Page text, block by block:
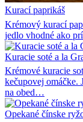
Kurací paprikáš
Krémový kurací
jedlo vhodné ako
Kuracie soté a la
Krémové kuracie
kečupovej omáčke.
na obed…
Opekané čínske